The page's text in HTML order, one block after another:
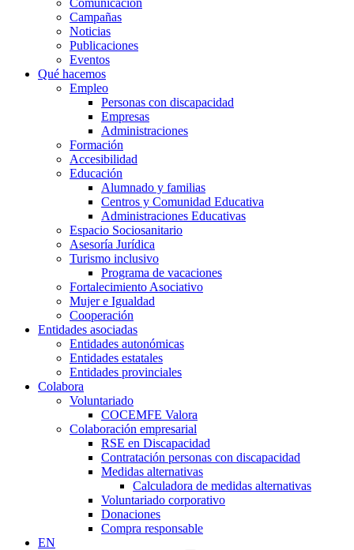
Comunicación
Campañas
Noticias
Publicaciones
Eventos
Qué hacemos
Empleo
Personas con discapacidad
Empresas
Administraciones
Formación
Accesibilidad
Educación
Alumnado y familias
Centros y Comunidad Educativa
Administraciones Educativas
Espacio Sociosanitario
Asesoría Jurídica
Turismo inclusivo
Programa de vacaciones
Fortalecimiento Asociativo
Mujer e Igualdad
Cooperación
Entidades asociadas
Entidades autonómicas
Entidades estatales
Entidades provinciales
Colabora
Voluntariado
COCEMFE Valora
Colaboración empresarial
RSE en Discapacidad
Contratación personas con discapacidad
Medidas alternativas
Calculadora de medidas alternativas
Voluntariado corporativo
Donaciones
Compra responsable
EN